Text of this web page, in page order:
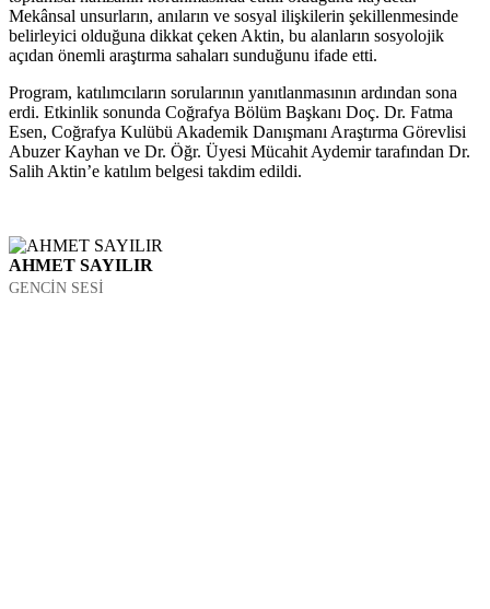
Mekânsal unsurların, anıların ve sosyal ilişkilerin şekillenmesinde
belirleyici olduğuna dikkat çeken Aktin, bu alanların sosyolojik
açıdan önemli araştırma sahaları sunduğunu ifade etti.
Program, katılımcıların sorularının yanıtlanmasının ardından sona
erdi. Etkinlik sonunda Coğrafya Bölüm Başkanı Doç. Dr. Fatma
Esen, Coğrafya Kulübü Akademik Danışmanı Araştırma Görevlisi
Abuzer Kayhan ve Dr. Öğr. Üyesi Mücahit Aydemir tarafından Dr.
Salih Aktin’e katılım belgesi takdim edildi.
AHMET SAYILIR
GENCİN SESİ